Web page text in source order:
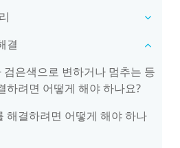
결
검은색으로 변하거나 멈추는 등
하려면 어떻게 해야 하나요?
해결하려면 어떻게 해야 하나